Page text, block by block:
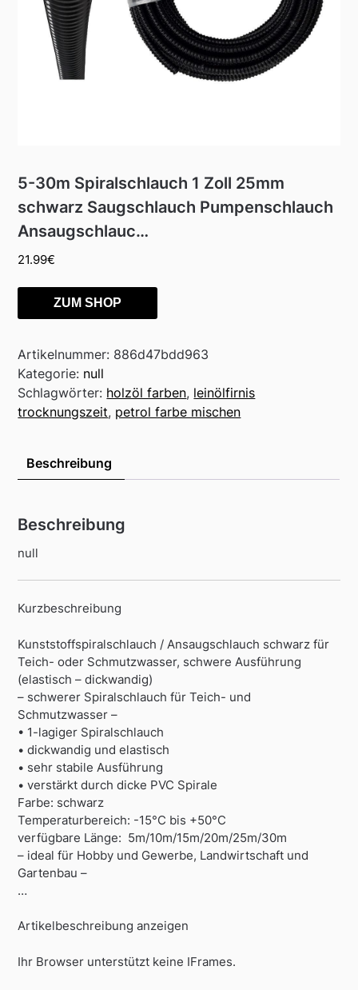
5-30m Spiralschlauch 1 Zoll 25mm
schwarz Saugschlauch Pumpenschlauch
Ansaugschlauc…
21.99€
ZUM SHOP
Artikelnummer: 886d47bdd963
Kategorie: null
Schlagwörter: holzöl farben, leinölfirnis
trocknungszeit, petrol farbe mischen
Beschreibung
Beschreibung
null
Kurzbeschreibung
Kunststoffspiralschlauch / Ansaugschlauch schwarz für
Teich- oder Schmutzwasser, schwere Ausführung
(elastisch – dickwandig)
– schwerer Spiralschlauch für Teich- und
Schmutzwasser –
• 1-lagiger Spiralschlauch
• dickwandig und elastisch
• sehr stabile Ausführung
• verstärkt durch dicke PVC Spirale
Farbe: schwarz
Temperaturbereich: -15°C bis +50°C
verfügbare Länge: 5m/10m/15m/20m/25m/30m
– ideal für Hobby und Gewerbe, Landwirtschaft und
Gartenbau –
…
Artikelbeschreibung anzeigen
Ihr Browser unterstützt keine IFrames.